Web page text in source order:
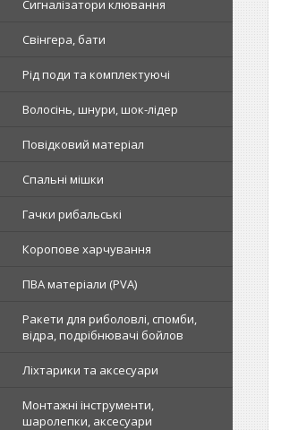
Сигналізатори клювання
Свінгера, бати
Рід поди та комплектуючі
Волосінь, шнури, шок-лідер
Повідковий матеріал
Спальні мішки
Гачки рибальські
Коропове харчування
ПВА матеріали (PVA)
Ракети для риболовлі, спомби,
відра, подрібнювачі бойлов
Ліхтарики та аксесуари
Монтажні інструменти,
шаролепки, аксесуари